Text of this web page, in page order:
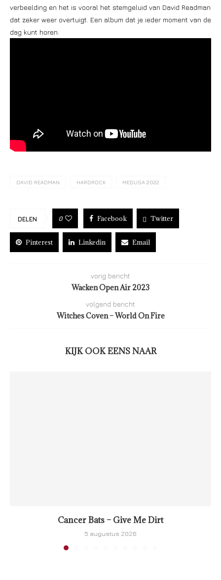
verbeelding en het is vooral het stemgeluid van David Readman
dat zeker weer overtuigt. Een album dat je ieder moment van de
dag kunt horen.
DAVID READMAN HARDROCK MEDUSA 2022
DELEN 0 Facebook Twitter
Pinterest Linkedin Email
vorig bericht
Wacken Open Air 2023
volgend bericht
Witches Coven – World On Fire
KIJK OOK EENS NAAR
Cancer Bats – Give Me Dirt
5 augustus 2026